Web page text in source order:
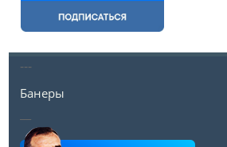
---
Банеры